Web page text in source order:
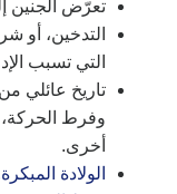
تعرّض الجنين
التدخين، أو
التي تسبب
تاريخ عائلي
وفرط
أخرى.
الولادة المبكرة